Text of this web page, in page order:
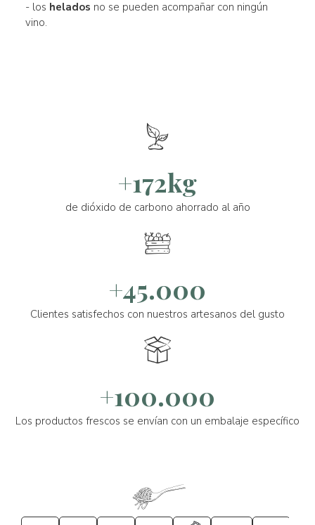
- los helados no se pueden acompañar con ningún
vino.
+172kg
de dióxido de carbono ahorrado al año
+45.000
Clientes satisfechos con nuestros artesanos del gusto
+100.000
Los productos frescos se envían con un embalaje específico